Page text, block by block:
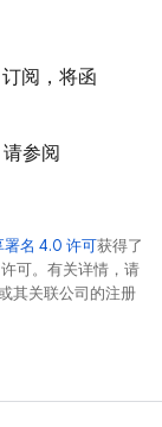
订阅，将函
请参阅
署名 4.0 许可获得了
可。有关详情，请
其关联公司的注册